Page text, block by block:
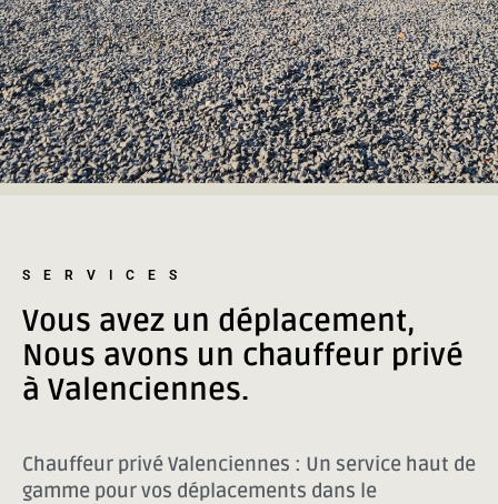
SERVICES
Vous avez un déplacement,
Nous avons un chauffeur privé
à Valenciennes.
Chauffeur privé Valenciennes : Un service haut de
gamme pour vos déplacements dans le